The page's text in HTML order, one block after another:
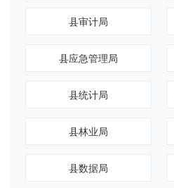
县审计局
县应急管理局
县统计局
县林业局
县数据局